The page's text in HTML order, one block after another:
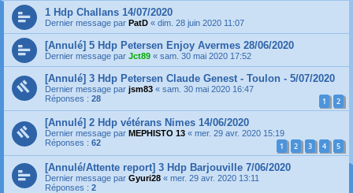
1 Hdp Challans 14/07/2020
Dernier message par PatD « dim. 28 juin 2020 11:07
[Annulé] 5 Hdp Petersen Enjoy Avermes 28/06/2020
Dernier message par Jct89 « sam. 30 mai 2020 17:52
[Annulé] 3 Hdp Petersen Claude Genest - Toulon - 5/07/2020
Dernier message par jsm83 « sam. 30 mai 2020 16:47
Réponses : 28 1 2
[Annulé] 2 Hdp vétérans Nimes 14/06/2020
Dernier message par MEPHISTO 13 « mer. 29 avr. 2020 15:19
Réponses : 62 1 2 3 4 5
[Annulé/Attente report] 3 Hdp Barjouville 7/06/2020
Dernier message par Gyuri28 « mer. 29 avr. 2020 13:11
Réponses : 2